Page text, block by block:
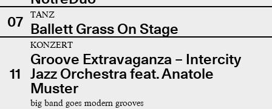
07
TANZ
Ballett Grass On Stage
11
KONZERT
Groove Extravaganza – Intercity
Jazz Orchestra feat. Anatole
Muster
big band goes modern grooves